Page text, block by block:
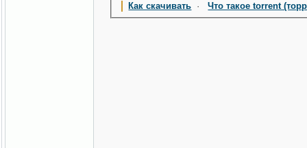
Как скачивать ·Что такое torrent